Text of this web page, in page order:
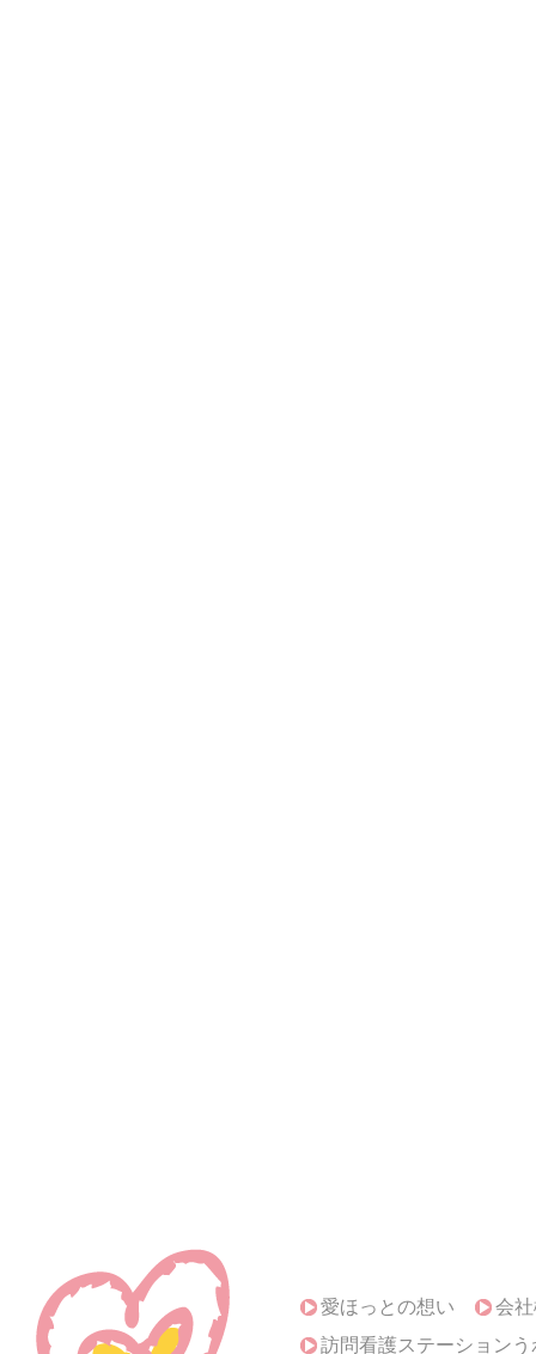
愛ほっとの想い
会
訪問看護ステーションう